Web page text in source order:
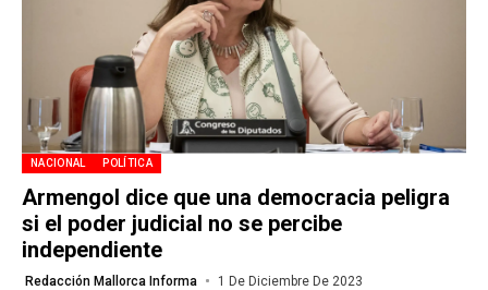
NACIONAL POLÍTICA
Armengol dice que una democracia peligra
si el poder judicial no se percibe
independiente
Redacción Mallorca Informa 1 De Diciembre De 2023